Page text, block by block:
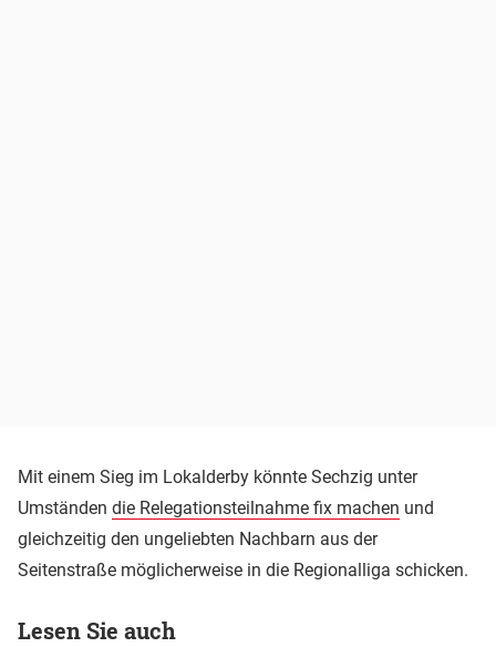
Mit einem Sieg im Lokalderby könnte Sechzig unter
Umständen die Relegationsteilnahme fix machen und
gleichzeitig den ungeliebten Nachbarn aus der
Seitenstraße möglicherweise in die Regionalliga schicken.
Lesen Sie auch